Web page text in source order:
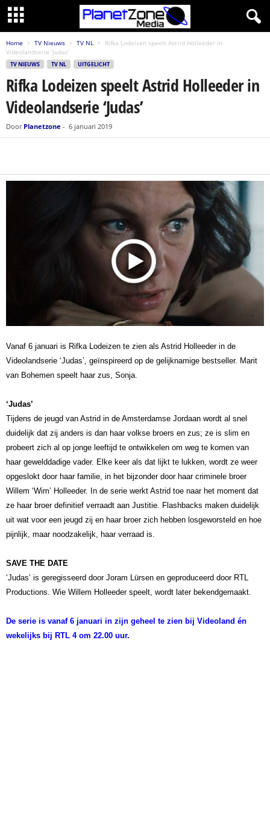
Home TV Nieuws TV NL
Rifka Lodeizen speelt Astrid Holleeder in
Videolandserie ‘Judas’
TV NIEUWS TV NL UITGELICHT
Rifka Lodeizen speelt Astrid Holleeder in
Videolandserie ‘Judas’
Door Planetzone - 6 januari 2019
Vanaf 6 januari is Rifka Lodeizen te zien als Astrid Holleeder in de
Videolandserie ‘Judas’, geïnspireerd op de gelijknamige bestseller. Marit
van Bohemen speelt haar zus, Sonja.
‘Judas’
Tijdens de jeugd van Astrid in de Amsterdamse Jordaan wordt al snel
duidelijk dat zij anders is dan haar volkse broers en zus; ze is slim en
probeert zich al op jonge leeftijd te ontwikkelen om weg te komen van
haar gewelddadige vader. Elke keer als dat lijkt te lukken, wordt ze weer
opgeslokt door haar familie, in het bijzonder door haar criminele broer
Willem ‘Wim’ Holleeder. In de serie werkt Astrid toe naar het moment dat
ze haar broer definitief verraadt aan Justitie. Flashbacks maken duidelijk
uit wat voor een jeugd zij en haar broer zich hebben losgeworsteld en hoe
pijnlijk, maar noodzakelijk, haar verraad is.
SAVE THE DATE
‘Judas’ is geregisseerd door Joram Lürsen en geproduceerd door RTL
Productions. Wie Willem Holleeder speelt, wordt later bekendgemaakt.
De serie is vanaf 6 januari in zijn geheel te zien bij Videoland én
wekelijks bij RTL 4 om 22.00 uur.